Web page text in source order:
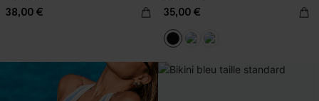
38,00 € 35,00 €